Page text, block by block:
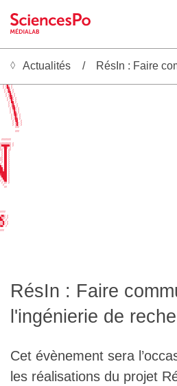
Actualités
Recrutement
L'équipe
Le médialab
Actualités RésIn : Faire
░ ▒█░ ░
░ ░█▓ ░
░ ▒█░ ░
░ ░█▓ ░
░ ▒█░ ░
░ ░█▓ ░
░ ▓█░ ░
░ ░█▒ ░
░ ██ ░
░ ▒█░ ░
░ ░█▓ ░
░ ▓█░ ░
░ ░█▒ ░
░  █▓ ░
░ ▓█░ ░
░ ▒█░ ░
░ ░█▓ ░
░ ▓█  ░
░ ▒█░ ░
░ ░█░ ░
░░░
░░░
░░░░░░░
░▒▒▒▒▒▒░ ░
░██████▒ ░
░ ░██▒ ░
░░ ██ ░░
░ ██ ░
░ ██ ░
░ ██ ░
░░ ██ ░
░░ ██ ░
░ ██ ░
▒  ██ ░
█░ ██ ░
██ ██ ░
██▒██ ░
█████ ░
▓████ ░
░████ ░
░███ ░
░ ▒██ ░
░ ▒▒ ░
░
░░
░░░░
▒█▓░ ░
█▒▒░ ░
██░ ░
░▒█░ ░
▒░█░ ░
▓█▒ ░
░░░
RésIn : Faire
l'ingénierie de
Cet évènement sera
les réalisations du projet